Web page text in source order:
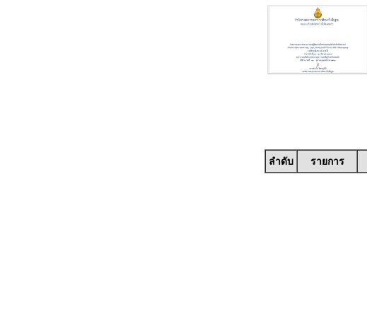
ลำดับ รายการ